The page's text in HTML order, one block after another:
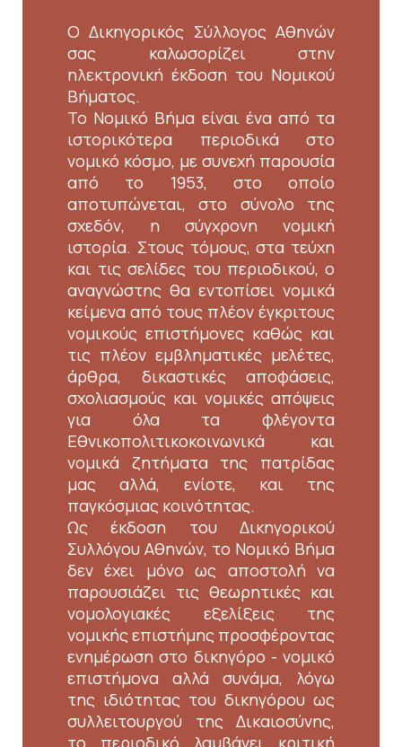
Ο Δικηγορικός Σύλλογος Αθηνών
σας καλωσορίζει στην
ηλεκτρονική έκδοση του Νομικού
Βήματος.
Το Νομικό Βήμα είναι ένα από τα
ιστορικότερα περιοδικά στο
νομικό κόσμο, με συνεχή παρουσία
από το 1953, στο οποίο
αποτυπώνεται, στο σύνολο της
σχεδόν, η σύγχρονη νομική
ιστορία. Στους τόμους, στα τεύχη
και τις σελίδες του περιοδικού, ο
αναγνώστης θα εντοπίσει νομικά
κείμενα από τους πλέον έγκριτους
νομικούς επιστήμονες καθώς και
τις πλέον εμβληματικές μελέτες,
άρθρα, δικαστικές αποφάσεις,
σχολιασμούς και νομικές απόψεις
για όλα τα φλέγοντα
Εθνικοπολιτικοκοινωνικά και
νομικά ζητήματα της πατρίδας
μας αλλά, ενίοτε, και της
παγκόσμιας κοινότητας.
Ως έκδοση του Δικηγορικού
Συλλόγου Αθηνών, το Νομικό Βήμα
δεν έχει μόνο ως αποστολή να
παρουσιάζει τις θεωρητικές και
νομολογιακές εξελίξεις της
νομικής επιστήμης προσφέροντας
ενημέρωση στο δικηγόρο - νομικό
επιστήμονα αλλά συνάμα, λόγω
της ιδιότητας του δικηγόρου ως
συλλειτουργού της Δικαιοσύνης,